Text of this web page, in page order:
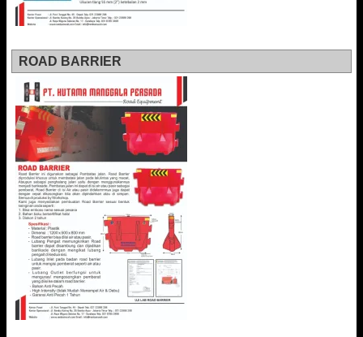
ROAD BARRIER